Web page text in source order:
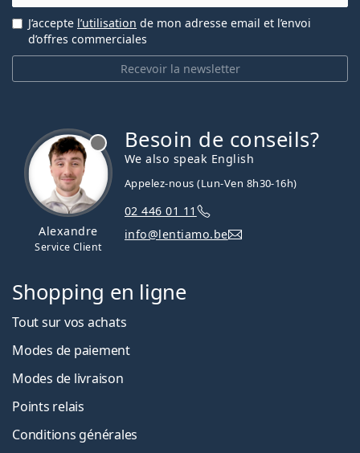
Recevoir la newsletter
J’accepte l’utilisation de mon adresse email et l’envoi
d’offres commerciales
Alexandre
Service Client
Besoin de conseils?
We also speak English
Appelez-nous (Lun-Ven 8h30-16h)
02 446 01 11
info@lentiamo.be
Shopping en ligne
Tout sur vos achats
Modes de paiement
Modes de livraison
Points relais
Conditions générales